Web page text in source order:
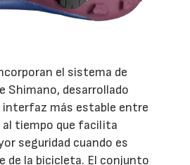
el sistema de
Shimano, desarrollado
interfaz más estable entre
al tiempo que facilita
seguridad cuando es
de la bicicleta. El conjunto